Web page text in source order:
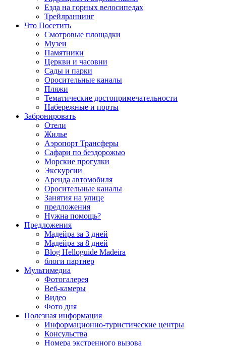
Езда на горных велосипедах
Трейлраннинг
Что Посетить
Смотровые площадки
Музеи
Памятники
Церкви и часовни
Сады и парки
Оросительные каналы
Пляжи
Тематические достопримечательности
Набережные и порты
3абронировать
Отели
Жилье
Аэропорт Трансферы
Сафари по бездорожью
Морские прогулки
Экскурсии
Аренда автомобиля
Оросительные каналы
Занятия на улице
предложения
Нужна помощь?
Предложения
Мадейра за 3 дней
Мадейра за 8 дней
Blog Helloguide Madeira
блоги партнер
Мультимедиа
Фотогалерея
Веб-камеры
Видео
Фото дня
Полезная информация
Информационно-туристические центры
Консульства
Номера экстренного вызова